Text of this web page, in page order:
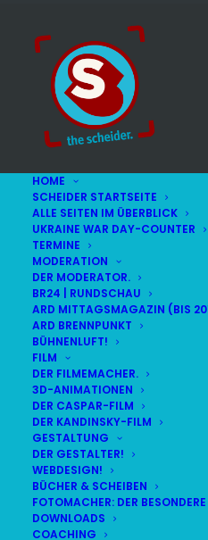
HOME
SCHEIDER STARTSEITE
ALLE SEITEN IM ÜBERBLICK
UKRAINE WAR DAY-COUNTER
TERMINE
MODERATION
DER MODERATOR.
BR24 | RUNDSCHAU
ARD MITTAGSMAGAZIN (BIS
ARD BRENNPUNKT
BÜHNENLUFT!
FILM
DER FILMEMACHER.
3D-ANIMATIONEN
DER CASPAR-FILM
DER KANDINSKY-FILM
GESTALTUNG
DER GESTALTER!
WEBDESIGN!
BÜCHER & SCHEIBEN
FOTOMACHER: DER
DOWNLOADS
COACHING
DAS HIER HABE